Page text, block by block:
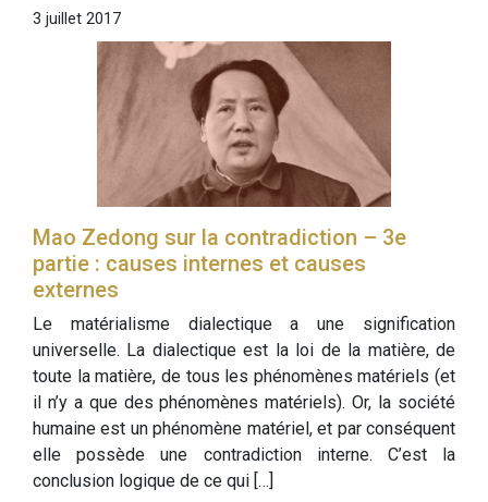
3 juillet 2017
Mao Zedong sur la contradiction – 3e
partie : causes internes et causes
externes
Le matérialisme dialectique a une signification
universelle. La dialectique est la loi de la matière, de
toute la matière, de tous les phénomènes matériels (et
il n’y a que des phénomènes matériels). Or, la société
humaine est un phénomène matériel, et par conséquent
elle possède une contradiction interne. C’est la
conclusion logique de ce qui […]